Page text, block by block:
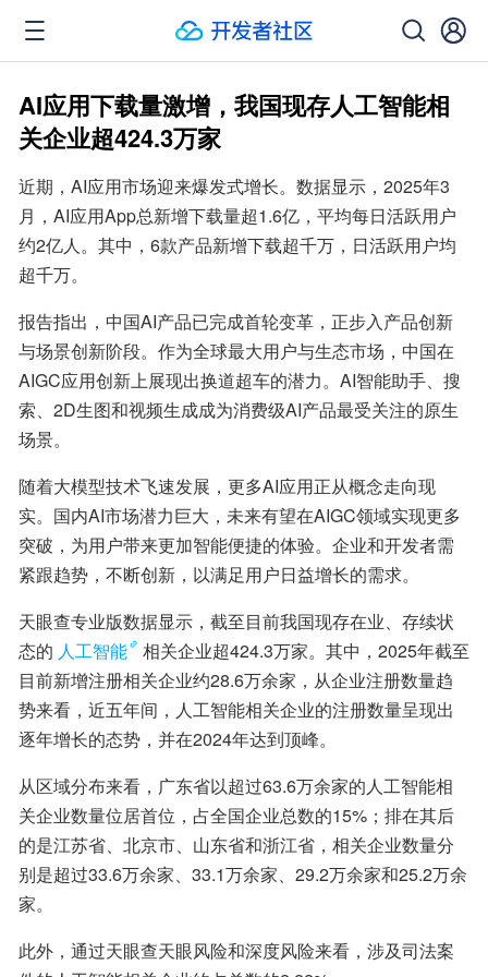
AI应用下载量激增，我国现存人工智能相
关企业超424.3万家
近期，AI应用市场迎来爆发式增长。数据显示，2025年3
月，AI应用App总新增下载量超1.6亿，平均每日活跃用户
约2亿人。其中，6款产品新增下载超千万，日活跃用户均
超千万。
报告指出，中国AI产品已完成首轮变革，正步入产品创新
与场景创新阶段。作为全球最大用户与生态市场，中国在
AIGC应用创新上展现出换道超车的潜力。AI智能助手、搜
索、2D生图和视频生成成为消费级AI产品最受关注的原生
场景。
随着大模型技术飞速发展，更多AI应用正从概念走向现
实。国内AI市场潜力巨大，未来有望在AIGC领域实现更多
突破，为用户带来更加智能便捷的体验。企业和开发者需
紧跟趋势，不断创新，以满足用户日益增长的需求。
天眼查专业版数据显示，截至目前我国现存在业、存续状
态的 人工智能
相关企业超424.3万家。其中，2025年截至
目前新增注册相关企业约28.6万余家，从企业注册数量趋
势来看，近五年间，人工智能相关企业的注册数量呈现出
逐年增长的态势，并在2024年达到顶峰。
从区域分布来看，广东省以超过63.6万余家的人工智能相
关企业数量位居首位，占全国企业总数的15%；排在其后
的是江苏省、北京市、山东省和浙江省，相关企业数量分
别是超过33.6万余家、33.1万余家、29.2万余家和25.2万余
家。
此外，通过天眼查天眼风险和深度风险来看，涉及司法案